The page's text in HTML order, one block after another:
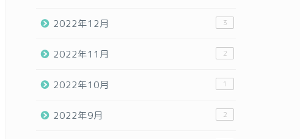
2022年12月 3
2022年11月 2
2022年10月 1
2022年9月 2